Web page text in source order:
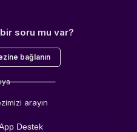
bir soru mu var?
bağlanın
arayın
Destek